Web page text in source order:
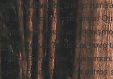
Ayres Britto,
que
um fiapo de esperança.
o alegado
“a efetivação de um
minorias que têm
corporativa com outros